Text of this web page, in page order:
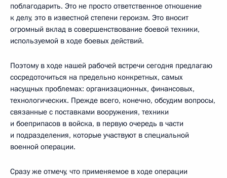
поблагодарить. Это не просто ответственное отношение
к делу, это в известной степени героизм. Это вносит
огромный вклад в совершенствование боевой техники,
используемой в ходе боевых действий.
Поэтому в ходе нашей рабочей встречи сегодня предлагаю
сосредоточиться на предельно конкретных, самых
насущных проблемах: организационных, финансовых,
технологических. Прежде всего, конечно, обсудим вопросы,
связанные с поставками вооружения, техники
и боеприпасов в войска, в первую очередь в части
и подразделения, которые участвуют в специальной
военной операции.
Сразу же отмечу, что применяемое в ходе операции